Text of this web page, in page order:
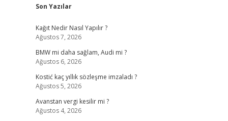
Sidebar
Son Yazılar
Kağıt Nedir Nasıl Yapılır ?
Ağustos 7, 2026
BMW mi daha sağlam, Audi mi ?
Ağustos 6, 2026
Kostić kaç yıllık sözleşme imzaladı ?
Ağustos 5, 2026
Avanstan vergi kesilir mi ?
Ağustos 4, 2026